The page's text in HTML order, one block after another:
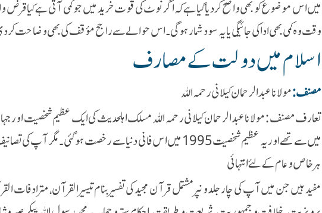
میں اس موضوع کو بھی واضح کردیا گیا ہے کہ اگر نوٹ کی قوت خرید میں جو کمی آتی ہے کیا
وقت وہ کمی بھی ادا کی جائیگی یا یہ سود شمار ہوگی۔ اس حوالے سے راجح مؤقف کی بھی وضاحت
اسلام میں دولت کے مصارف
مصنف :مولانا عبدالرحمان کیلانی رحمہ اللہ
تعارف مصنف :مولانا عبدالرحمان کیلانی رحمہ اللہ مسلک اہلحدیث کی ایک عظیم شخصیت
میں سے تھے اور یہ عظیم شخصیت 1995 میں اس فانی دنیا سے رخصت ہوگئی۔ مگر آپ
ہر خاص و عام کے لئے انتہائی
مفید ہیں جن میں آپ کی چارجلدوںپرمشتمل قرآن مجید کی تفسیر بنام تیسیر القرآن، مترادفات